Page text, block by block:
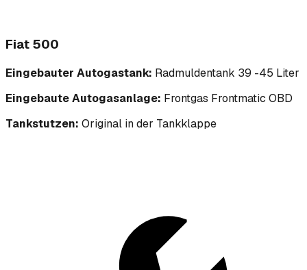
Fiat 500
Eingebauter Autogastank: Radmuldentank 39 -45 Liter
Eingebaute Autogasanlage: Frontgas Frontmatic OBD
Tankstutzen: Original in der Tankklappe